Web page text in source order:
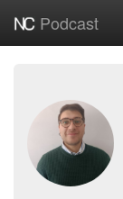
Podcast